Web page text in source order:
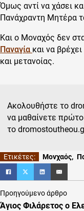
Όμως αντί να χάσει
Πανάχραντη Μητέρα
Και ο Μοναχός δεν
Παναγία και να
και μετανοίας.
Ακολουθήστε το
να μαθαίνετε
το
Μονχαός,
Προηγούμενο άρθρο
Άγιος Φιλάρετος ο